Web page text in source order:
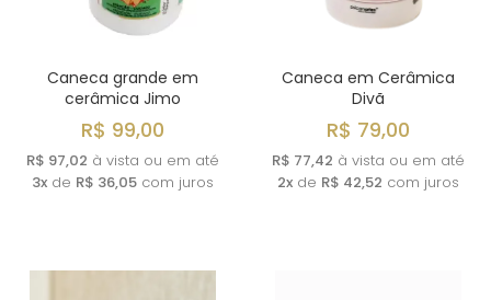
Caneca grande em
cerâmica Jimo
R$ 99,00
R$ 97,02 à vista ou em até
3x de R$ 36,05 com juros
Caneca em Cerâmica
Divã
R$ 79,00
R$ 77,42 à vista ou em até
2x de R$ 42,52 com juros